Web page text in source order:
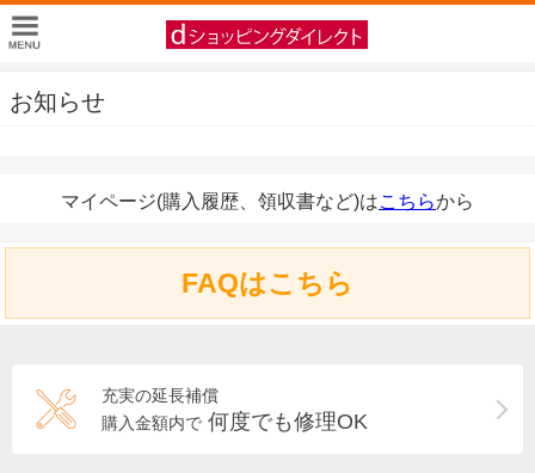
お知らせ
マイページ(購入履歴、領収書など)はこちらから
FAQはこちら
充実の延長補償
購入金額内で 何度でも修理OK